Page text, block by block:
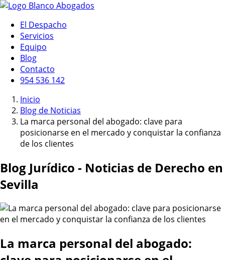
El Despacho
Servicios
Equipo
Blog
Contacto
954 536 142
Inicio
Blog de Noticias
La marca personal del abogado: clave para
posicionarse en el mercado y conquistar la confianza
de los clientes
Blog Jurídico - Noticias de Derecho en
Sevilla
La marca personal del abogado: